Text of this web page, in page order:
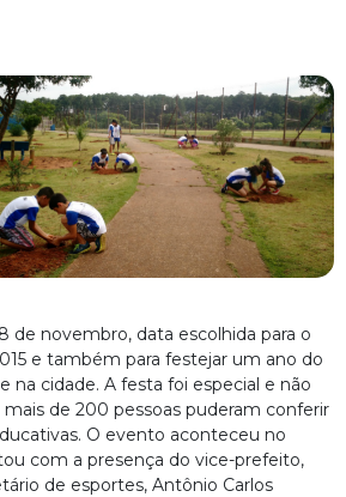
E
DE
de novembro, data escolhida para o
e também para festejar um ano do
na cidade. A festa foi especial e não
de 200 pessoas puderam conferir
O evento aconteceu no
com a presença do vice-prefeito,
de esportes, Antônio Carlos